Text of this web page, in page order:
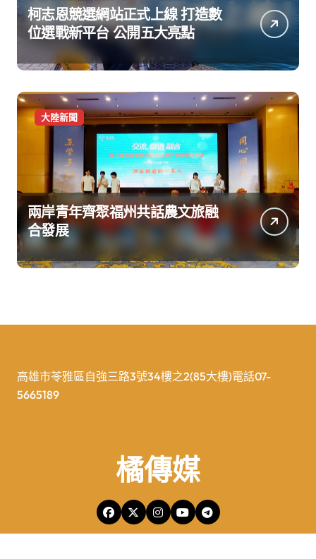
柯志恩競選網站正式上線 打造數
位選戰新平台 公開五大亮點
大陸新聞
兩岸青年齊聚福州共話農文旅融
合發展
高雄市苓雅區自強三路3號34樓之2(85大樓)電話07-
5665189
橘傳媒